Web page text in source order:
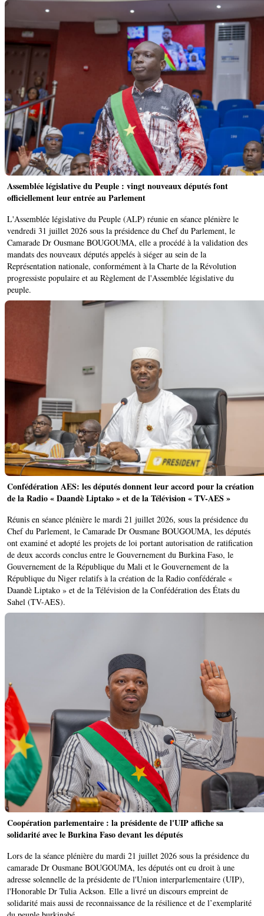
Assemblée législative du Peuple : vingt nouveaux députés font
officiellement leur entrée au Parlement
L'Assemblée législative du Peuple (ALP) réunie en séance plénière le
vendredi 31 juillet 2026 sous la présidence du Chef du Parlement, le
Camarade Dr Ousmane BOUGOUMA, elle a procédé à la validation des
mandats des nouveaux députés appelés à siéger au sein de la
Représentation nationale, conformément à la Charte de la Révolution
progressiste populaire et au Règlement de l'Assemblée législative du
peuple.
Confédération AES: les députés donnent leur accord pour la création
de la Radio « Daandè Liptako » et de la Télévision « TV-AES »
Réunis en séance plénière le mardi 21 juillet 2026, sous la présidence du
Chef du Parlement, le Camarade Dr Ousmane BOUGOUMA, les députés
ont examiné et adopté les projets de loi portant autorisation de ratification
de deux accords conclus entre le Gouvernement du Burkina Faso, le
Gouvernement de la République du Mali et le Gouvernement de la
République du Niger relatifs à la création de la Radio confédérale «
Daandè Liptako » et de la Télévision de la Confédération des États du
Sahel (TV-AES).
Coopération parlementaire : la présidente de l'UIP affiche sa
solidarité avec le Burkina Faso devant les députés
Lors de la séance plénière du mardi 21 juillet 2026 sous la présidence du
camarade Dr Ousmane BOUGOUMA, les députés ont eu droit à une
adresse solennelle de la présidente de l'Union interparlementaire (UIP),
l'Honorable Dr Tulia Ackson. Elle a livré un discours empreint de
solidarité mais aussi de reconnaissance de la résilience et de l’exemplarité